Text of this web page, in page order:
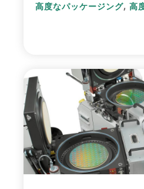
高度なパッケージング, 高